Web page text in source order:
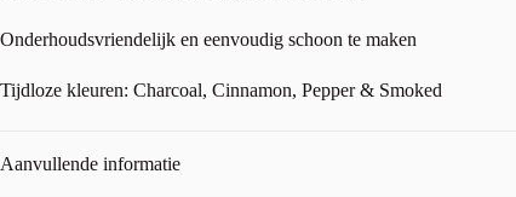
Onderhoudsvriendelijk en eenvoudig schoon te maken
Tijdloze kleuren: Charcoal, Cinnamon, Pepper & Smoked
Aanvullende informatie